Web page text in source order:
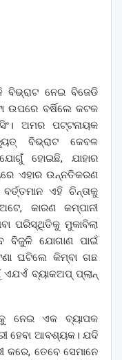
ବିଭ୍ରାଟ ନେଇ ବିଜେଡି
ଉପରେ ବର୍ଷିଲେ କଟକ
ଅମର ପଟ୍ଟନାୟକ
ବିଭ୍ରାଟ କେବଳ
ହୋଇଛି, ଯାହାର
ଏହାର ଉନ୍ନତିକରଣ
ବର୍ତ୍ତମାନ ଏହି ଚିନ୍ତାକୁ
କାରଣ କମ୍ପାନୀ
ପରିସ୍ଥିତିକୁ ମୁକାବିଲା
ବିଜୁଳି ଯୋଗାଣ ପାଇଁ
ଘଟିଲେ କିମ୍ବା ଗଛ
ଏଯଏଁ ବ୍ୟାକଅପ୍ ପ୍ଲାନ୍
ନେଇ ଏକ ବ୍ୟାପକ
ହେବା ଆବଶ୍ୟକ। ଯଦି
କରେ, ତେବେ ସେମାନେ